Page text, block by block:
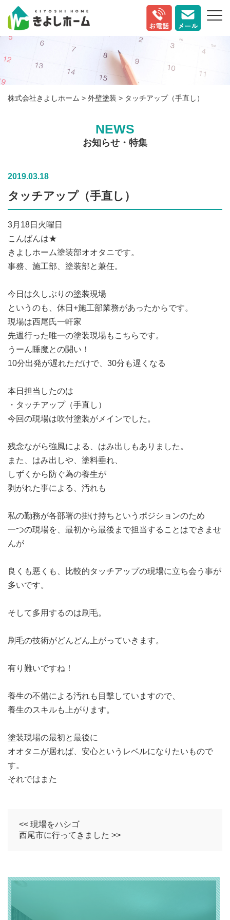
株式会社きよしホーム > 外壁塗装 > タッチアップ（手直し）
NEWS
お知らせ・特集
2019.03.18
タッチアップ（手直し）
3月18日火曜日
こんばんは★
きよしホーム塗装部オオタニです。
事務、施工部、塗装部と兼任。
今日は久しぶりの塗装現場
というのも、休日+施工部業務があったからです。
現場は西尾氏一軒家
先週行った唯一の塗装現場もこちらです。
うーん睡魔との闘い！
10分出発が遅れただけで、30分も遅くなる
本日担当したのは
・タッチアップ（手直し）
今回の現場は吹付塗装がメインでした。
残念ながら強風による、はみ出しもありました。
また、はみ出しや、塗料垂れ、
しずくから防ぐ為の養生が
剥がれた事による、汚れも
私の勤務が各部署の掛け持ちというポジションのため
一つの現場を、最初から最後まで担当することはできませ
んが
良くも悪くも、比較的タッチアップの現場に立ち会う事が
多いです。
そして多用するのは刷毛。
刷毛の技術がどんどん上がっていきます。
有り難いですね！
養生の不備による汚れも目撃していますので、
養生のスキルも上がります。
塗装現場の最初と最後に
オオタニが居れば、安心というレベルになりたいもので
す。
それではまた
<< 現場をハシゴ
西尾市に行ってきました >>